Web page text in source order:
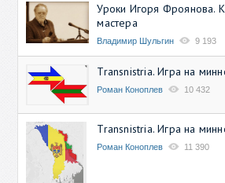
Уроки Игоря Фроянова.
мастера
Владимир Шульгин 9 193
Transnistria. Игра на
Роман Коноплев 10 432
Transnistria. Игра на
Роман Коноплев 11 390